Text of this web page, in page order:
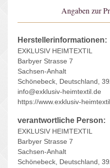
Angaben zur
Herstellerinformationen:
EXKLUSIV HEIMTEXTIL
Barbyer Strasse 7
Sachsen-Anhalt
Schönebeck, Deutschland,
info@exklusiv-heimtextil.de
https://www.exklusiv-
verantwortliche Person:
EXKLUSIV HEIMTEXTIL
Barbyer Strasse 7
Sachsen-Anhalt
Schönebeck, Deutschland,